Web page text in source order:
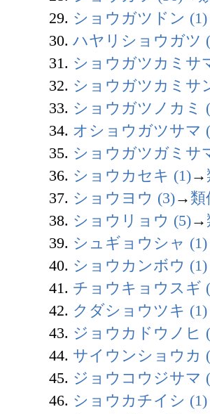
29. ショウガツドン (1)
30. ハヤリショウガツ
31. ショウガツカミサ
32. ショウガツカミサ
33. ショウガツノカミ
34. オショウガツサマ
35. ショウガツガミサ
36. ショウカセキ (1)→
37. ショウヨウ (3)→ 類
38. ショウリョウ (5)→
39. シュギョウシャ (1)
40. ショウカンボウ (1)
41. チョウキョウスギ
42. クダショウツキ (1)
43. ジョウカドウノヒ
44. サイウンショウカ
45. ジョウコウジサマ
46. ショウカチイシ (1)